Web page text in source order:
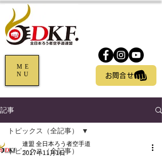
ME
NU
お問合せ
記事
トピックス（全記事）
トピックス（全記事）
連盟 全日本ろう者空手道
2017年11月1日